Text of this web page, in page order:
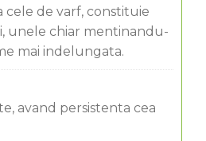
cele de varf, constituie
unele chiar mentinandu-
mai indelungata.
avand persistenta cea